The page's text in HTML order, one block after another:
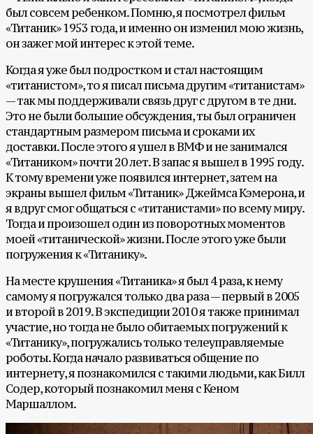
был совсем ребенком. Помню, я посмотрел фильм
«Титаник» 1953 года, и именно он изменил мою жизнь,
он зажег мой интерес к этой теме.
Когда я уже был подростком и стал настоящим
«титанистом», то я писал письма другим «титанистам»
— так мы поддерживали связь друг с другом в те дни.
Это не были большие обсуждения, ты был ограничен
стандартным размером письма и сроками их
доставки. После этого я ушел в ВМФ и не занимался
«Титаником» почти 20 лет. В запас я вышел в 1995 году.
К тому времени уже появился интернет, затем на
экраны вышел фильм «Титаник» Джеймса Кэмерона, и
я вдруг смог общаться с «титанистами» по всему миру.
Тогда и произошел один из поворотных моментов
моей «титанической» жизни. После этого уже были
погружения к «Титанику».
На месте крушения «Титаника» я был 4 раза, к нему
самому я погружался только два раза — первый в 2005
и второй в 2019. В экспедиции 2010 я также принимал
участие, но тогда не было обитаемых погружений к
«Титанику», погружались только телеуправляемые
роботы. Когда начало развиваться общение по
интернету, я познакомился с такими людьми, как Билл
Содер, который познакомил меня с Кеном
Маршаллом.